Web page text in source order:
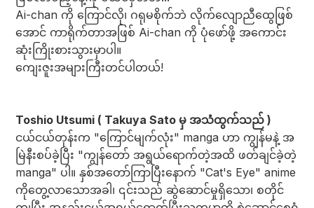
Ai-chan ကို ကြောင်လို၊ ဂရုမစိုက်ဘဲ လိုက်လျောညီထွေဖြစ်
အောင် ကာရိုက်တာအဖြစ် Ai-chan ကို ပုံဖော်ဖို့ အကောင်း
ဆုံးကြိုးစားသွားမှာပါ။
ကျေးဇူးအများကြီးတင်ပါတယ်!
Toshio Utsumi ( Takuya Sato မှ အသံထွက်သည် )
ငယ်ငယ်တုန်းက "ကြောင်မျက်လုံး" manga ဟာ ကျွန်မနဲ့ အ
မြဲနီးစပ်ခဲ့ပြီး "ကျွန်တော် အရွယ်ရောက်တဲ့အထိ ဖတ်ချင်ခဲ့တဲ့
manga" ပါ။ နှစ်အတော်ကြာပြီးနောက် "Cat's Eye" anime
ကိုတွေ့လာသောအခါ၊ ၎င်းသည် ဆွဲဆောင်မှုရှိသော၊ စတိုင်